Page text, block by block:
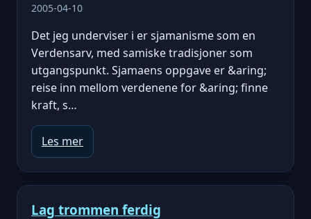
2005-04-10
Det jeg underviser i er sjamanisme som en
Verdensarv, med samiske tradisjoner som
utgangspunkt. Sjamaens oppgave er &aring;
reise inn mellom verdenene for &aring; finne
kraft, s…
Les mer
Lag trommen ferdig